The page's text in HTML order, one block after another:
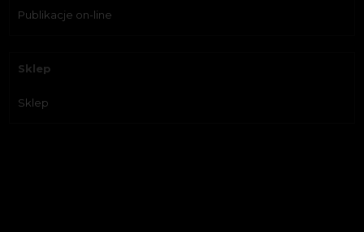
Publikacje on-line
Sklep
Sklep